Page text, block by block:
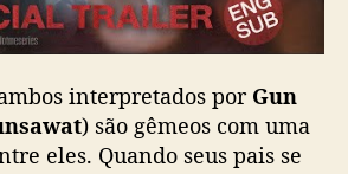
interpretados por Gun
) são gêmeos com uma
eles. Quando seus pais se